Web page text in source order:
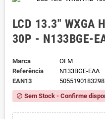
LCD 13.3" WXGA
30P - N133BGE-
Marca
OEM
Referência
N133BGE-EAA
EAN13
5055190183298
block Sem Stock - Confirme